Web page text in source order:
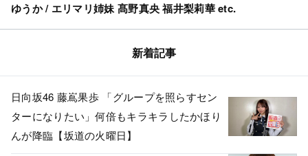
ゆうか / エリマリ姉妹 髙野真央 福井梨莉華 etc.
新着記事
日向坂46 藤嶌果歩 「グループを照らすセン
ターになりたい」何倍もキラキラしたかほり
んが降臨【坂道の火曜日】